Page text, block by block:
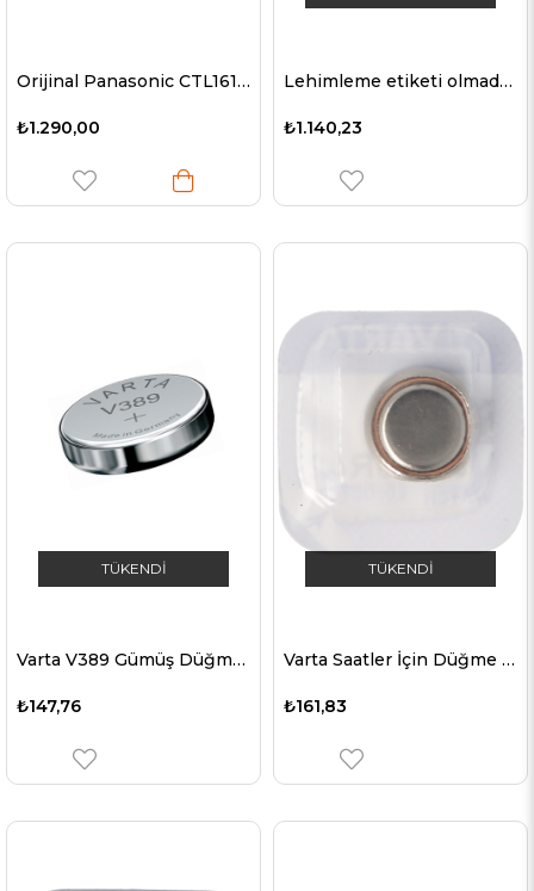
Orijinal Panasonic CTL1616, CTL1616F
₺1.290,00
Lehimleme etiketi olmadan Panasonic MT621, Junghans saatler için MT-621 pil
₺1.140,23
TÜKENDI
Varta V389 Gümüş Düğme Pil, SR54, SR1130W Kol Saatleri vb. İçin Düğme Pil
₺147,76
TÜKENDI
Varta Saatler İçin Düğme Pil , Varta V344, SR42, SR1136SW
₺161,83